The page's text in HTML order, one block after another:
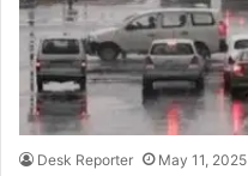
Desk Reporter May 11, 2025